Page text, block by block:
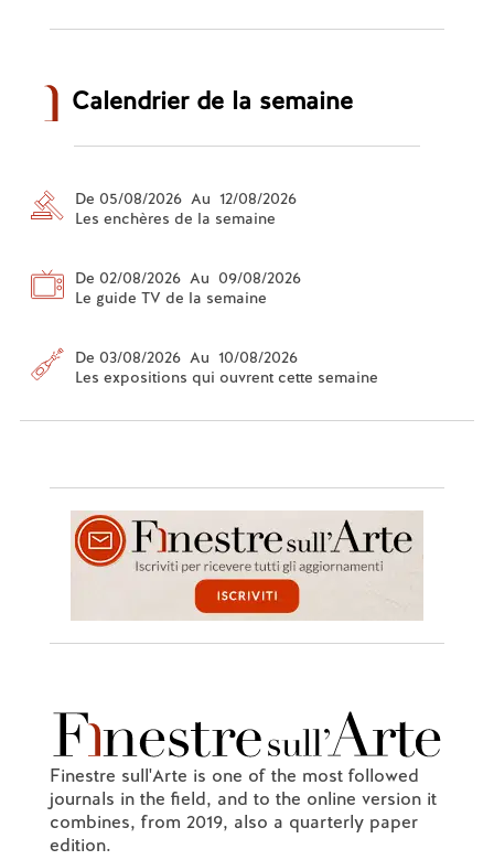
Calendrier de la semaine
De 05/08/2026 Au 12/08/2026
Les enchères de la semaine
De 02/08/2026 Au 09/08/2026
Le guide TV de la semaine
De 03/08/2026 Au 10/08/2026
Les expositions qui ouvrent cette semaine
Finestre sull'Arte is one of the most followed
journals in the field, and to the online version it
combines, from 2019, also a quarterly paper
edition.